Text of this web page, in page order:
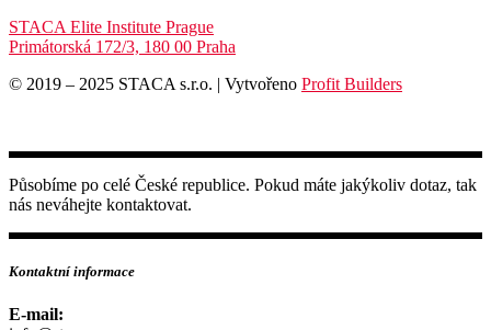
STACA Elite Institute Prague
Primátorská 172/3, 180 00 Praha
© 2019 – 2025 STACA s.r.o. | Vytvořeno Profit Builders
Působíme po celé České republice. Pokud máte jakýkoliv dotaz, tak
nás neváhejte kontaktovat.
Kontaktní informace
E-mail: